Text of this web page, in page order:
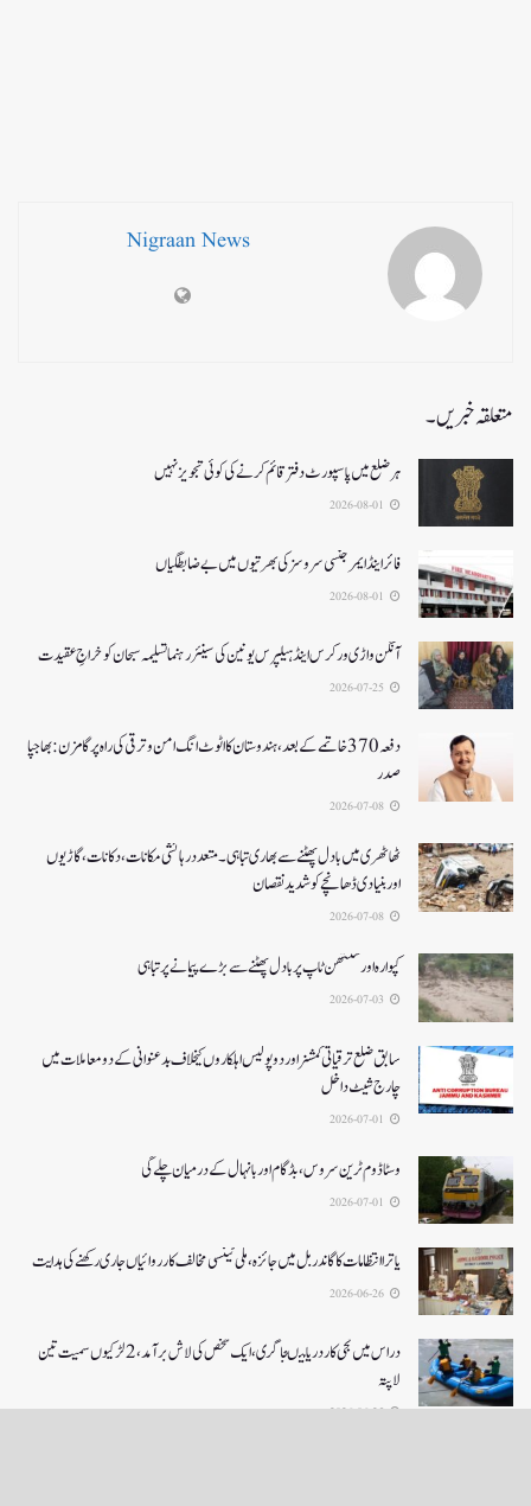
Nigraan News
متعلقہ خبریں۔
ہر ضلع میں پاسپورٹ دفتر قائم کرنے کی کوئی تجویز نہیں
فائر اینڈ ایمرجنسی سروسزکی بھرتیوں میں بے ضابطگیاں
آنگن واڑی ورکرس اینڈ ہیلپرس یونین کی سینئر رہنما تسلیمہ سبحان کو خراجِ عقیدت
دفعہ370 خاتمے کے بعد،ہندوستان کا اٹوٹ انگ امن و ترقی کی راہ پر گامزن : بھاجپا
صدر
ٹھاٹھری میں بادل پھٹنے سے بھاری تباہی۔متعددرہائشی مکانات، دکانات، گاڑیوں
اوربنیادی ڈھانچے کو شدید نقصان
کپوارہ اور سنتھن ٹاپ پر بادل پھٹنے سے بڑے پیمانے پرتباہی
سابق ضلع ترقیاتی کمشنر اور دو پولیس اہلکاروں کیخلاف بدعنوانی کے دو معاملات میں
چارج شیٹ داخل
وسٹا ڈوم ٹرین سروس ، بڈگام اور بانہال کے درمیان چلے گی
یاترا انتظامات کا گاندربل میں جائزہ، ملی ٹینسی مخالف کارروائیاں جاری رکھنے کی ہدایت
دراس میں نجی کاردریا میںجا گری،ایک شخص کی لاش بر آمد، 2لڑکیوں سمیت تین
لاپتہ
2026-06-25